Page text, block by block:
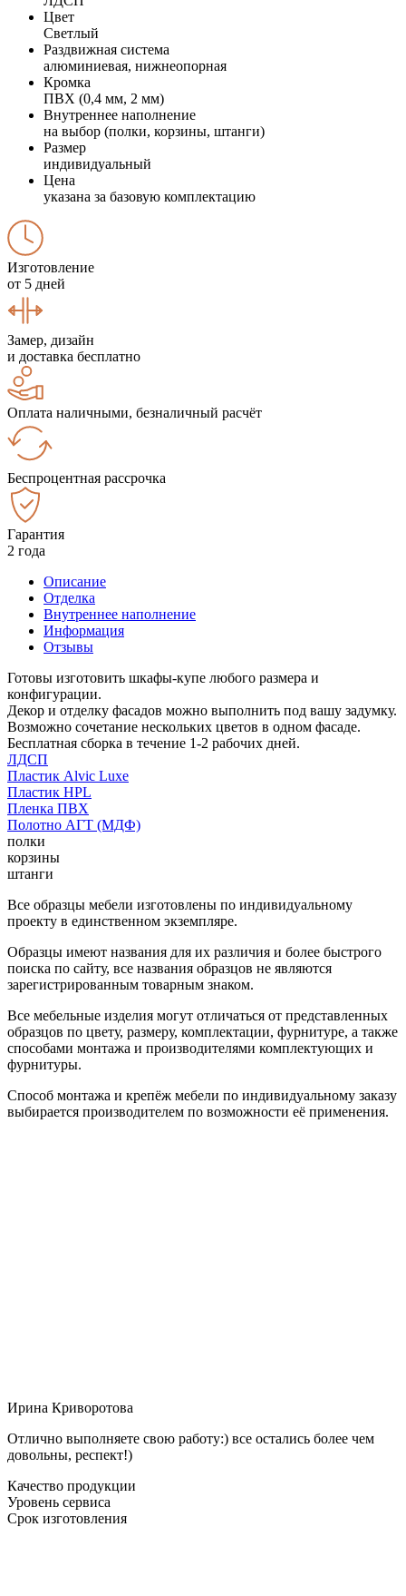
Цвет
Светлый
Раздвижная система
алюминиевая, нижнеопорная
Кромка
ПВХ (0,4 мм, 2 мм)
Внутреннее наполнение
на выбор (полки, корзины, штанги)
Размер
индивидуальный
Цена
указана за базовую комплектацию
Изготовление
от 5 дней
Замер, дизайн
и доставка бесплатно
Оплата наличными, безналичный расчёт
Беспроцентная рассрочка
Гарантия
2 года
Описание
Отделка
Внутреннее наполнение
Информация
Отзывы
Готовы изготовить шкафы-купе любого размера и
конфигурации.
Декор и отделку фасадов можно выполнить под вашу задумку.
Возможно сочетание нескольких цветов в одном фасаде.
Бесплатная сборка в течение 1-2 рабочих дней.
ЛДСП
Пластик Alvic Luxe
Пластик HPL
Пленка ПВХ
Полотно АГТ (МДФ)
полки
корзины
штанги
Все образцы мебели изготовлены по индивидуальному
проекту в единственном экземпляре.
Образцы имеют названия для их различия и более быстрого
поиска по сайту, все названия образцов не являются
зарегистрированным товарным знаком.
Все мебельные изделия могут отличаться от представленных
образцов по цвету, размеру, комплектации, фурнитуре, а также
способами монтажа и производителями комплектующих и
фурнитуры.
Способ монтажа и крепёж мебели по индивидуальному заказу
выбирается производителем по возможности её применения.
Ирина Криворотова
Отлично выполняете свою работу:) все остались более чем
довольны, респект!)
Качество продукции
Уровень сервиса
Срок изготовления